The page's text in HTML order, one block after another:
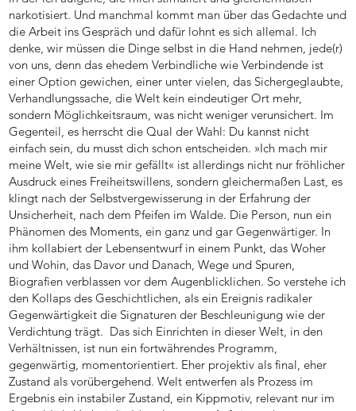
narkotisiert. Und manchmal kommt man über das Gedachte und
die Arbeit ins Gespräch und dafür lohnt es sich allemal. Ich
denke, wir müssen die Dinge selbst in die Hand nehmen, jede(r)
von uns, denn das ehedem Verbindliche wie Verbindende ist
einer Option gewichen, einer unter vielen, das Sichergeglaubte,
Verhandlungssache, die Welt kein eindeutiger Ort mehr,
sondern Möglichkeitsraum, was nicht weniger verunsichert. Im
Gegenteil, es herrscht die Qual der Wahl: Du kannst nicht
einfach sein, du musst dich schon entscheiden. »Ich mach mir
meine Welt, wie sie mir gefällt« ist allerdings nicht nur fröhlicher
Ausdruck eines Freiheitswillens, sondern gleichermaßen Last, es
klingt nach der Selbstvergewisserung in der Erfahrung der
Unsicherheit, nach dem Pfeifen im Walde. Die Person, nun ein
Phänomen des Moments, ein ganz und gar Gegenwärtiger. In
ihm kollabiert der Lebensentwurf in einem Punkt, das Woher
und Wohin, das Davor und Danach, Wege und Spuren,
Biografien verblassen vor dem Augenblicklichen. So verstehe ich
den Kollaps des Geschichtlichen, als ein Ereignis radikaler
Gegenwärtigkeit die Signaturen der Beschleunigung wie der
Verdichtung trägt. Das sich Einrichten in dieser Welt, in den
Verhältnissen, ist nun ein fortwährendes Programm,
gegenwärtig, momentorientiert. Eher projektiv als final, eher
Zustand als vorübergehend. Welt entwerfen als Prozess im
Ergebnis ein instabiler Zustand, ein Kippmotiv, relevant nur im